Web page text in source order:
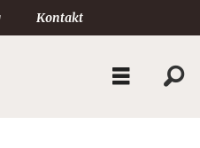
Kontakt